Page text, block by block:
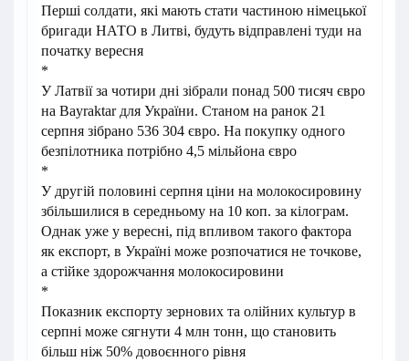
Перші солдати, які мають стати частиною німецької
бригади НАТО в Литві, будуть відправлені туди на
початку вересня
*
У Латвії за чотири дні зібрали понад 500 тисяч євро
на Bayraktar для України. Станом на ранок 21
серпня зібрано 536 304 євро. На покупку одного
безпілотника потрібно 4,5 мільйона євро
*
У другій половині серпня ціни на молокосировину
збільшилися в середньому на 10 коп. за кілограм.
Однак уже у вересні, під впливом такого фактора
як експорт, в Україні може розпочатися не точкове,
а стійке здорожчання молокосировини
*
Показник експорту зернових та олійних культур в
серпні може сягнути 4 млн тонн, що становить
більш ніж 50% довоєнного рівня